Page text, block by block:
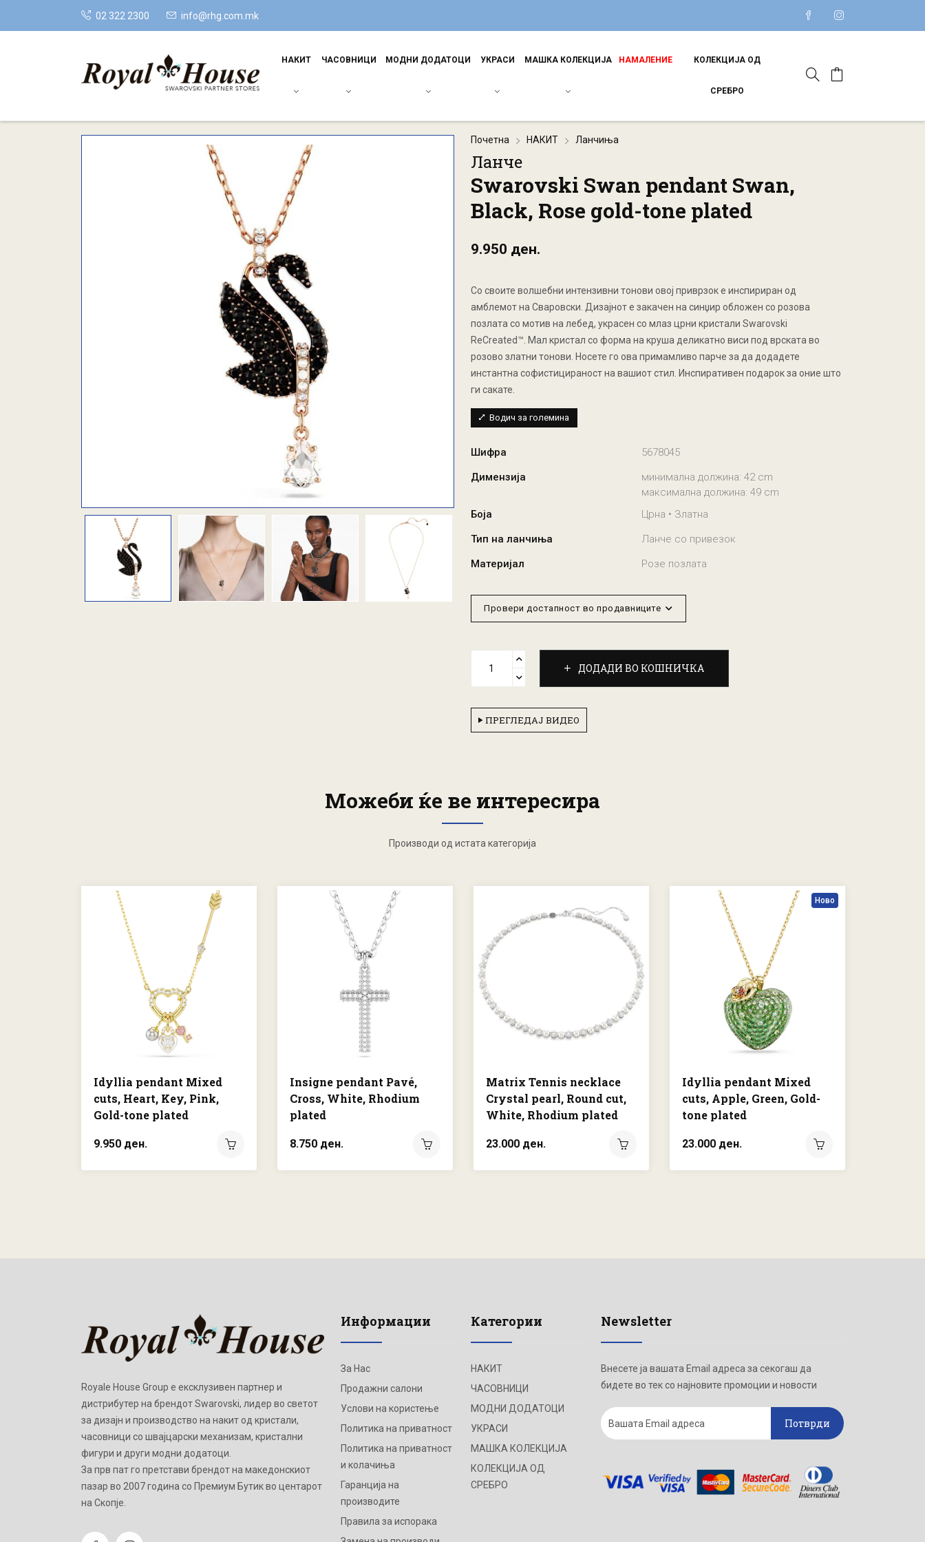
02 322 2300 info@rhg.com.mk
НАКИТ ЧАСОВНИЦИ МОДНИ ДОДАТОЦИ УКРАСИ МАШКА КОЛЕКЦИЈА НАМАЛЕНИЕ КОЛЕКЦИЈА ОД
СРЕБРО
Почетна НАКИТ Ланчиња
Ланче
Swarovski Swan pendant Swan,
Black, Rose gold-tone plated
9.950 ден.
Со своите волшебни интензивни тонови овој приврзок е инспириран од
амблемот на Сваровски. Дизајнот е закачен на синџир обложен со розова
позлата со мотив на лебед, украсен со млаз црни кристали Swarovski
ReCreated™. Мал кристал со форма на круша деликатно виси под врската во
розово златни тонови. Носете го ова примамливо парче за да додадете
инстантна софистицираност на вашиот стил. Инспиративен подарок за оние што
ги сакате.
Водич за големина
Шифра
5678045
Димензија
минимална должина: 42 cm
максимална должина: 49 cm
Боја
Црна • Златна
Тип на ланчиња
Ланче со привезок
Материјал
Розе позлата
Провери достапност во продавниците
ДОДАДИ ВО КОШНИЧКА
ПРЕГЛЕДАЈ ВИДЕО
Можеби ќе ве интересира
Производи од истата категорија
Idyllia pendant Mixed
cuts, Heart, Key, Pink,
Gold-tone plated
9.950 ден.
Insigne pendant Pavé,
Cross, White, Rhodium
plated
8.750 ден.
Matrix Tennis necklace
Crystal pearl, Round cut,
White, Rhodium plated
23.000 ден.
Ново
Idyllia pendant Mixed
cuts, Apple, Green, Gold-
tone plated
23.000 ден.
Royale House Group е ексклузивен партнер и
дистрибутер на брендот Swarovski, лидер во светот
за дизајн и производство на накит од кристали,
часовници со швајцарски механизам, кристални
фигури и други модни додатоци.
Зa прв пат го претстави брендот на македонскиот
пазар во 2007 година со Премиум Бутик во центарот
на Скопје.
Информации
За Нас
Продажни салони
Услови на користење
Политика на приватност
Политика на приватност
и колачиња
Гаранција на
производите
Правила за испорака
Категории
НАКИТ
ЧАСОВНИЦИ
МОДНИ ДОДАТОЦИ
УКРАСИ
МАШКА КОЛЕКЦИЈА
КОЛЕКЦИЈА ОД
СРЕБРО
Newsletter
Внесете ја вашата Email адреса за секогаш да
бидете во тек со најновите промоции и новости
Потврди